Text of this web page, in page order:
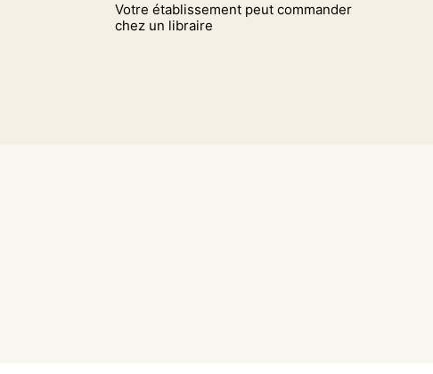
Votre établissement peut commander
chez un libraire